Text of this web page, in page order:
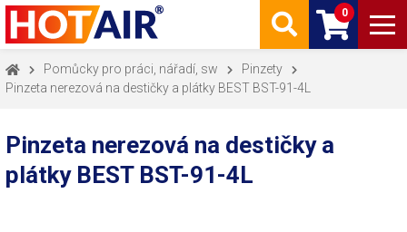
0
Pomůcky pro práci, nářadí, sw
Pinzety
Pinzeta nerezová na destičky a plátky BEST BST-91-4L
Pinzeta nerezová na destičky a
plátky BEST BST-91-4L